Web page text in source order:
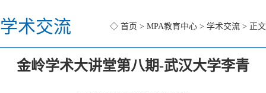
学术交流 ◇ 首页 > MPA教育中心 > 学术交流 > 正文
金岭学术大讲堂第八期-武汉大学李青